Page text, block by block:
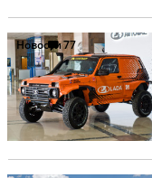
Новости77